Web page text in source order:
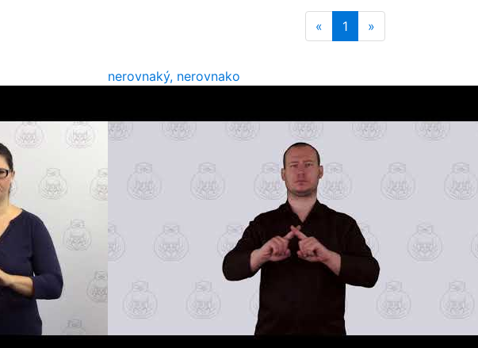
« 1 »
nerovnaký, nerovnako